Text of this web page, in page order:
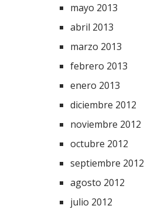
mayo 2013
abril 2013
marzo 2013
febrero 2013
enero 2013
diciembre 2012
noviembre 2012
octubre 2012
septiembre 2012
agosto 2012
julio 2012